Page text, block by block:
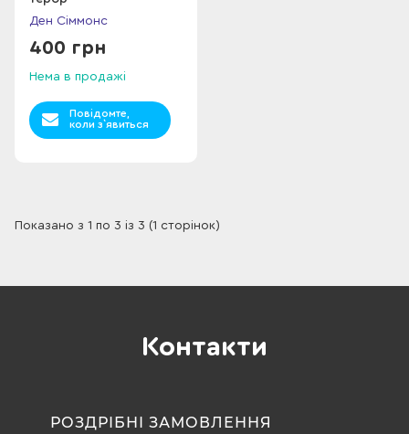
Ден Сіммонс
400 грн
Нема в продажі
Повідомте,
коли з`явиться
Показано з 1 по 3 із 3 (1 сторінок)
Контакти
РОЗДРІБНІ ЗАМОВЛЕННЯ